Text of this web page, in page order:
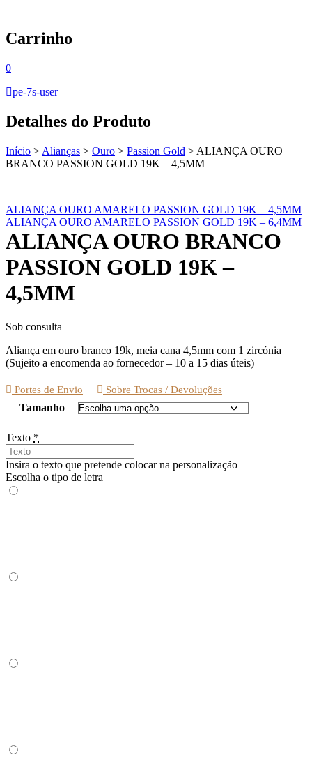
Carrinho
0
pe-7s-user
Detalhes do Produto
Início > Alianças > Ouro > Passion Gold > ALIANÇA OURO
BRANCO PASSION GOLD 19K – 4,5MM
ALIANÇA OURO AMARELO PASSION GOLD 19K – 4,5MM
ALIANÇA OURO AMARELO PASSION GOLD 19K – 6,4MM
ALIANÇA OURO BRANCO
PASSION GOLD 19K –
4,5MM
Sob consulta
Aliança em ouro branco 19k, meia cana 4,5mm com 1 zircónia
(Sujeito a encomenda ao fornecedor – 10 a 15 dias úteis)
Portes de Envio Sobre Trocas / Devoluções
Tamanho
Texto *
Insira o texto que pretende colocar na personalização
Escolha o tipo de letra